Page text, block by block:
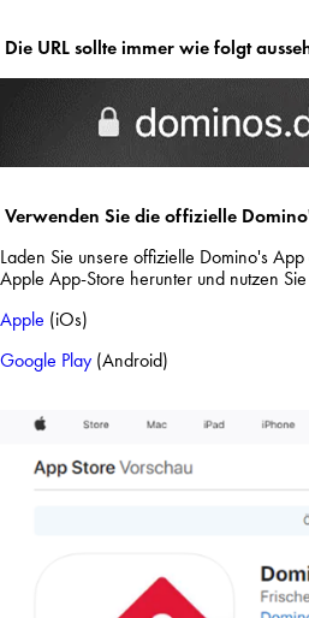
Die URL sollte immer wie folgt
Verwenden Sie die offizielle
Laden Sie unsere offizielle Domino's
Apple App-Store herunter und nutzen
Apple (iOs)
Google Play (Android)